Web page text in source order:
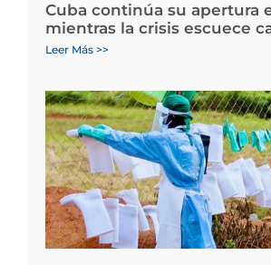
Cuba continúa su apertura
mientras la crisis escuece
Leer Más >>